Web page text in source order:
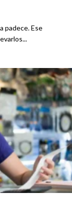
padece. Ese